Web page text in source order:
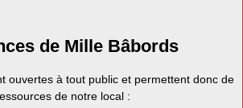
de Mille Bâbords
ouvertes à tout public et permettent donc de
de notre local :